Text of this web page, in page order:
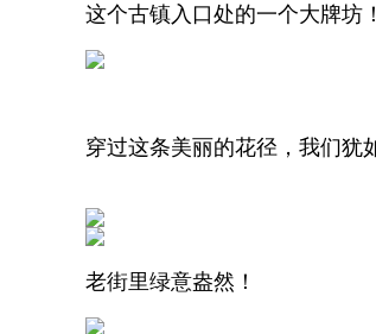
这个古镇入口处的一个大牌坊！
穿过这条美丽的花径，我们犹
老街里绿意盎然！